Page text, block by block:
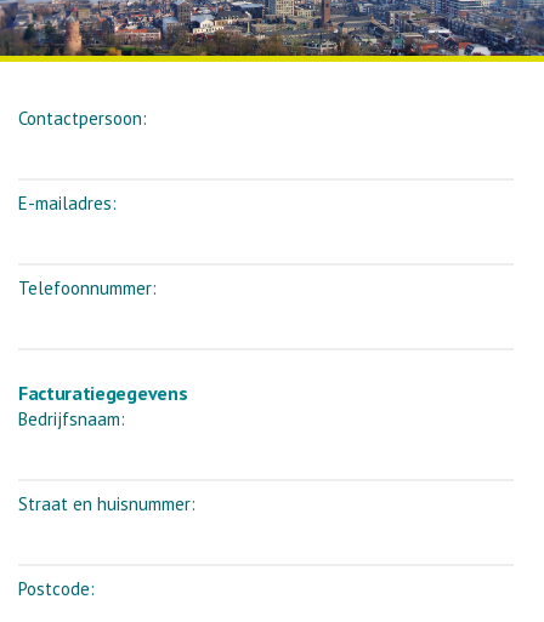
Contactpersoon:
E-mailadres:
Telefoonnummer:
Facturatiegegevens
Bedrijfsnaam:
Straat en huisnummer:
Postcode: